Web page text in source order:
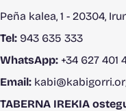
Peña kalea, 1 - 20304,
Tel: 943 635 333
WhatsApp: +34 627 401
Email:
TABERNA IREKIA